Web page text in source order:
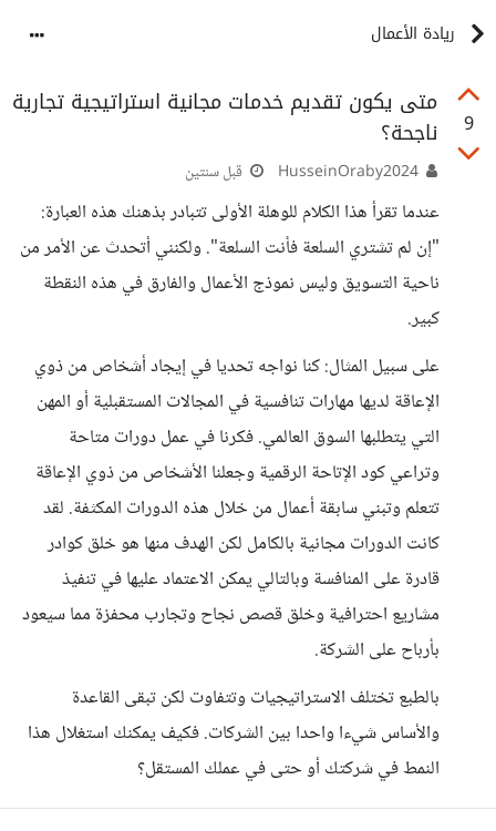
ريادة الأعمال
9
متى يكون تقديم خدمات مجانية استراتيجية تجارية
ناجحة؟
قبل سنتين
عندما تقرأ هذا الكلام للوهلة الأولى تتبادر بذهنك هذه العبارة:
"إن لم تشتري السلعة فأنت السلعة". ولكنني أتحدث عن الأمر من
ناحية التسويق وليس نموذج الأعمال والفارق في هذه النقطة
كبير.
على سبيل المثال: كنا نواجه تحديا في إيجاد أشخاص من ذوي
الإعاقة لديها مهارات تنافسية في المجالات المستقبلية أو المهن
التي يتطلبها السوق العالمي. فكرنا في عمل دورات متاحة
وتراعي كود الإتاحة الرقمية وجعلنا الأشخاص من ذوي الإعاقة
تتعلم وتبني سابقة أعمال من خلال هذه الدورات المكثفة. لقد
كانت الدورات مجانية بالكامل لكن الهدف منها هو خلق كوادر
قادرة على المنافسة وبالتالي يمكن الاعتماد عليها في تنفيذ
مشاريع احترافية وخلق قصص نجاح وتجارب محفزة مما سيعود
بأرباح على الشركة.
بالطبع تختلف الاستراتيجيات وتتفاوت لكن تبقى القاعدة
والأساس شيءا واحدا بين الشركات. فكيف يمكنك استغلال هذا
النمط في شركتك أو حتى في عملك المستقل؟